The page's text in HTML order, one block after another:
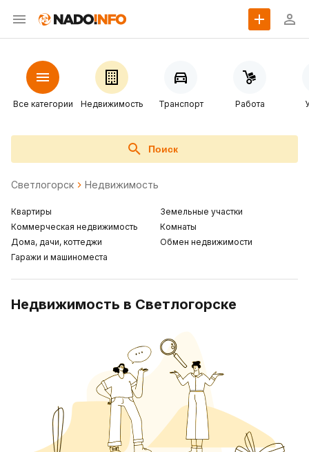
Все категории Недвижимость Транспорт Работа
Поиск
Светлогорск Недвижимость
Квартиры
Коммерческая недвижимость
Дома, дачи, коттеджи
Гаражи и машиноместа
Земельные участки
Комнаты
Обмен недвижимости
Недвижимость в Светлогорске